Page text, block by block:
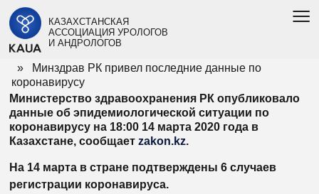
КАЗАХСТАНСКАЯ
АССОЦИАЦИЯ УРОЛОГОВ
И АНДРОЛОГОВ
МИНЗДРАВ РК ПРИВЕЛ ПОСЛЕДНИЕ
ДАННЫЕ ПО КОРОНАВИРУСУ
ГЛАВНАЯ
» Минздрав РК привел последние данные по
коронавирусу
Министерство здравоохранения РК опубликовало
данные об эпидемиологической ситуации по
коронавирусу на 18:00 14 марта 2020 года в
Казахстане, сообщаетzakon.kz.
На 14 марта в стране подтверждены 6 случаев
регистрации коронавируса.